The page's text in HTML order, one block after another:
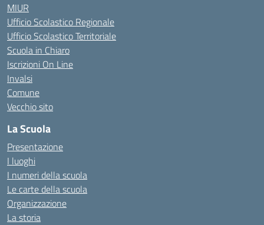
MIUR
Ufficio Scolastico Regionale
Ufficio Scolastico Territoriale
Scuola in Chiaro
Iscrizioni On Line
Invalsi
Comune
Vecchio sito
La Scuola
Presentazione
I luoghi
I numeri della scuola
Le carte della scuola
Organizzazione
La storia